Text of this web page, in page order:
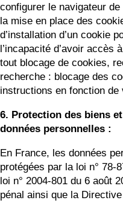
configurer le navigateur
la mise en place des
d’installation d’un cookie
l’incapacité d’avoir
tout blocage de cookies,
recherche : blocage des
instructions en fonction de
6. Protection des biens
données personnelles :
En France, les données
protégées par la loi n° 78-
loi n° 2004-801 du 6 août
pénal ainsi que la